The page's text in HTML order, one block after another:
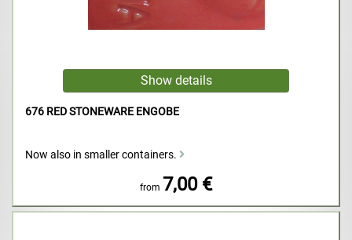
676 RED STONEWARE ENGOBE
Now also in smaller containers.
from 7,00 €